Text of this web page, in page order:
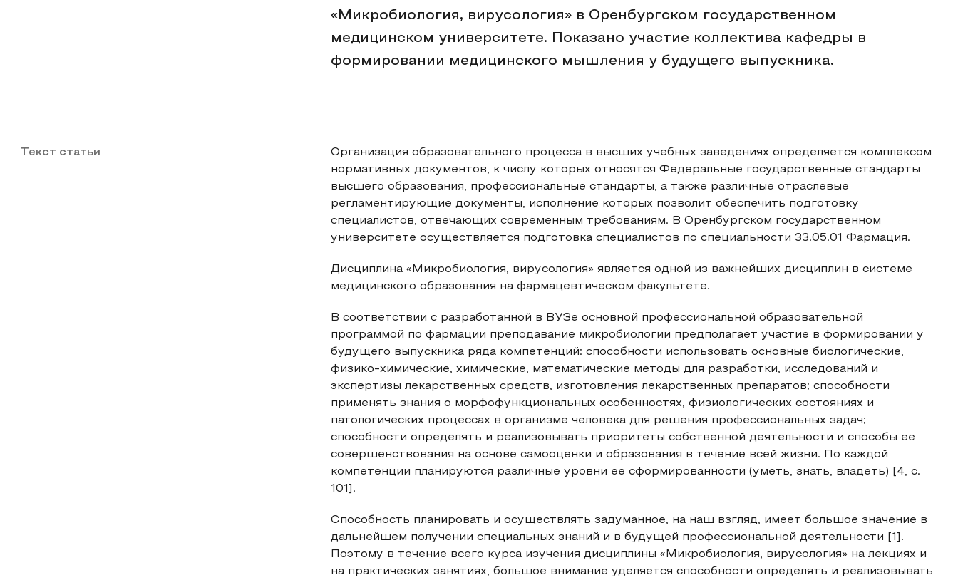
«Микробиология, вирусология» в Оренбургском государственном
медицинском университете. Показано участие коллектива кафедры в
формировании медицинского мышления у будущего выпускника.
Текст статьи
Организация образовательного процесса в высших учебных заведениях определяется комплексом
нормативных документов, к числу которых относятся Федеральные государственные стандарты
высшего образования, профессиональные стандарты, а также различные отраслевые
регламентирующие документы, исполнение которых позволит обеспечить подготовку
специалистов, отвечающих современным требованиям. В Оренбургском государственном
университете осуществляется подготовка специалистов по специальности 33.05.01 Фармация.
Дисциплина «Микробиология, вирусология» является одной из важнейших дисциплин в системе
медицинского образования на фармацевтическом факультете.
В соответствии с разработанной в ВУЗе основной профессиональной образовательной
программой по фармации преподавание микробиологии предполагает участие в формировании у
будущего выпускника ряда компетенций: способности использовать основные биологические,
физико-химические, химические, математические методы для разработки, исследований и
экспертизы лекарственных средств, изготовления лекарственных препаратов; способности
применять знания о морфофункциональных особенностях, физиологических состояниях и
патологических процессах в организме человека для решения профессиональных задач;
способности определять и реализовывать приоритеты собственной деятельности и способы ее
совершенствования на основе самооценки и образования в течение всей жизни. По каждой
компетенции планируются различные уровни ее сформированности (уметь, знать, владеть) [4, с.
101].
Способность планировать и осуществлять задуманное, на наш взгляд, имеет большое значение в
дальнейшем получении специальных знаний и в будущей профессиональной деятельности [1].
Поэтому в течение всего курса изучения дисциплины «Микробиология, вирусология» на лекциях и
на практических занятиях, большое внимание уделяется способности определять и реализовывать